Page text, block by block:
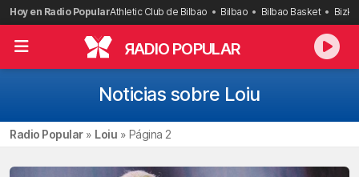
Saltar
al
contenido
Hoy en Radio PopularAthletic Club de Bilbao Bilbao Bilbao Basket
RADIO POPULAR
Noticias sobre Loiu
Radio Popular» Loiu » Página 2